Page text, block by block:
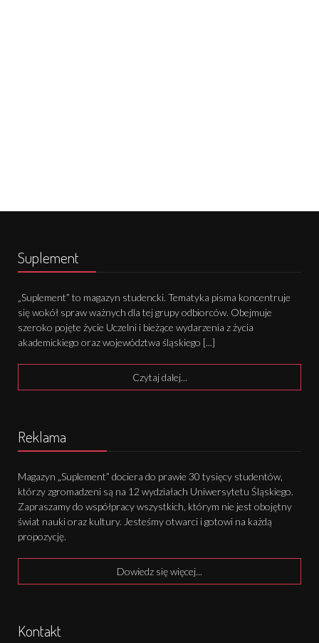
Suplement
„Suplement” to magazyn studencki. Tematyka pisma koncentruje
się wokół spraw ważnych dla tej grupy odbiorców. Obejmuje
szeroko pojęte życie Uczelni i bieżące wydarzenia z życia
akademickiego oraz województwa śląskiego [...]
Czytaj dalej...
Reklama
Magazyn „Suplement” dociera do prawie 30 tysięcy studentów,
którzy zgromadzeni są na 12 wydziałach Uniwersytetu Śląskiego.
Zapraszamy do współpracy wszystkich, którym nie jest obojętny
świat nauki oraz kultury. Jesteśmy otwarci i gotowi na każdą
propozycję.
Dowiedz się więcej...
Kontakt